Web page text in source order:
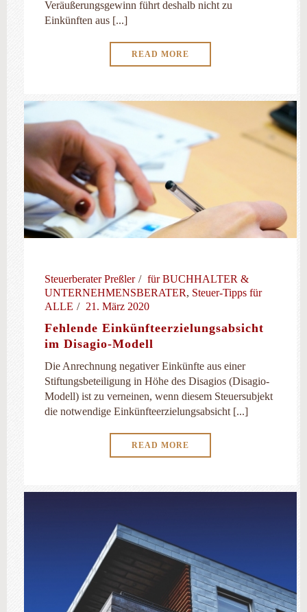
Veräußerungsgewinn führt deshalb nicht zu
Einkünften aus [...]
READ MORE
Steuerberater Preßler
für BUCHHALTER &
UNTERNEHMENSBERATER, Steuer-Tipps für
ALLE
21. März 2020
Fehlende Einkünfteerzielungsabsicht
im Disagio-Modell
Die Anrechnung negativer Einkünfte aus einer
Stiftungsbeteiligung in Höhe des Disagios (Disagio-
Modell) ist zu verneinen, wenn diesem Steuer­subjekt
die notwendige Einkünfteerzielungsabsicht [...]
READ MORE